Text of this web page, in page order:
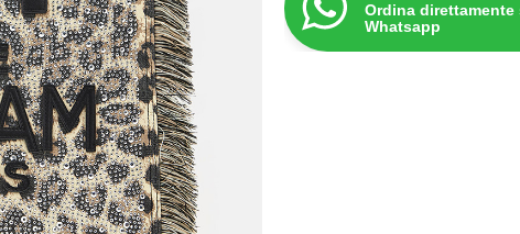
Ordina direttamente
Whatsapp